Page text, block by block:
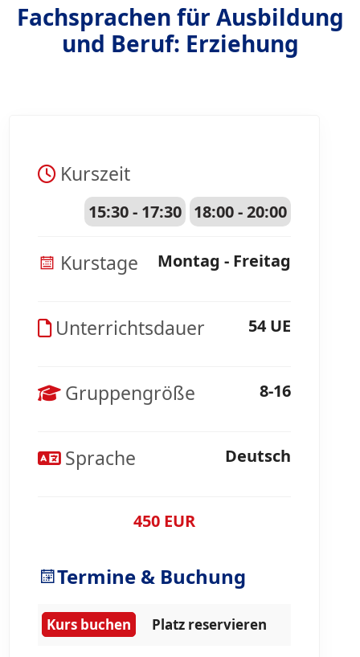
Fachsprachen für Ausbildung
und Beruf: Erziehung
Kurszeit
15:30 - 17:30 18:00 - 20:00
Kurstage Montag - Freitag
Unterrichtsdauer 54 UE
Gruppengröße 8-16
Sprache Deutsch
450 EUR
Termine & Buchung
Kurs buchen Platz reservieren